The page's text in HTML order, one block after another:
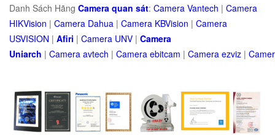
Danh Sách Hãng Camera quan sát: Camera Vantech | Camera
HIKVision | Camera Dahua | Camera KBVision | Camera
USVISION | Afiri | Camera UNV | Camera
Uniarch | Camera avtech | Camera ebitcam | Camera ezviz |